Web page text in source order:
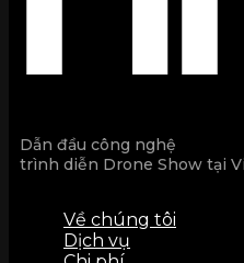
Dẫn đầu công nghệ
trình diễn Drone Show tại
Về chúng tôi
Dịch vụ